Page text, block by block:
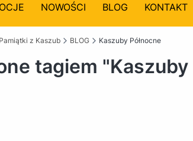
NOWOŚCI BLOG KONTAKT
z Kaszub BLOG Kaszuby Północne
tagiem "Kaszuby